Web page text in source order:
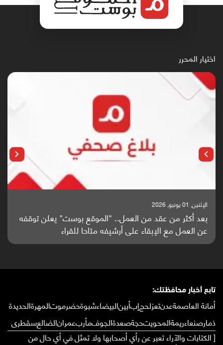
اختيار المحرر
يعلن توقفه باحثون من اليمن يدخلون سباق أبحاث
واعدة منشورة عالميا (ترجمة)
تابع أخبار محافظتك:
أمانة العاصمةعدنتعزلحجإبأبينالبيضاءشبوةحضرموتالمهرةالحديدة
ذمارصنعاءريمةالمحويتحجةصعدةالجوفمأربعمرانالضالعسقطرى
[ الكتابات والآراء تعبر عن رأي أصحابها ولا تمثل في أي حال من